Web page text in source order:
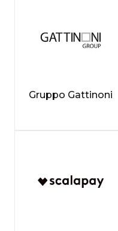
Gruppo Gattinoni